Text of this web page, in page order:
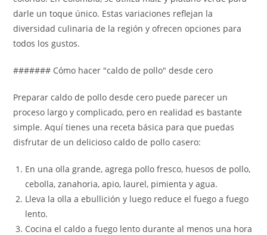
darle un toque único. Estas variaciones reflejan la
diversidad culinaria de la región y ofrecen opciones para
todos los gustos.
####### Cómo hacer "caldo de pollo" desde cero
Preparar caldo de pollo desde cero puede parecer un
proceso largo y complicado, pero en realidad es bastante
simple. Aquí tienes una receta básica para que puedas
disfrutar de un delicioso caldo de pollo casero:
En una olla grande, agrega pollo fresco, huesos de pollo,
cebolla, zanahoria, apio, laurel, pimienta y agua.
Lleva la olla a ebullición y luego reduce el fuego a fuego
lento.
Cocina el caldo a fuego lento durante al menos una hora